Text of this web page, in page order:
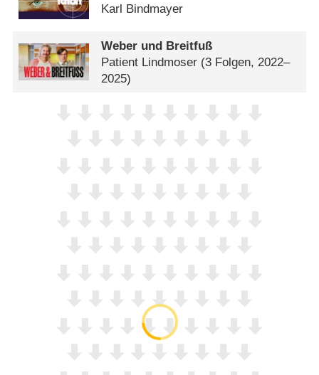
Karl Bindmayer
Weber und Breitfuß
Patient Lindmoser (3 Folgen, 2022–
2025)